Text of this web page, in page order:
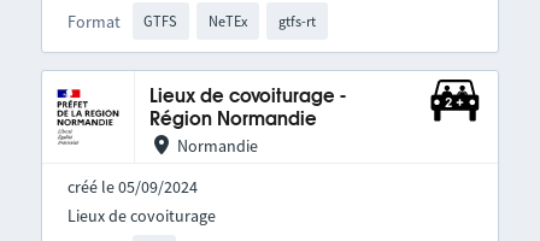
Format GTFS NeTEx gtfs-rt
Lieux de covoiturage -
Région Normandie
Normandie
créé le 05/09/2024
Lieux de covoiturage